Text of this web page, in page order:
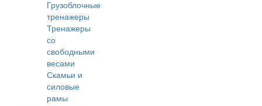
Грузоблочные
тренажеры
Тренажеры
со
свободными
весами
Скамьи и
силовые
рамы